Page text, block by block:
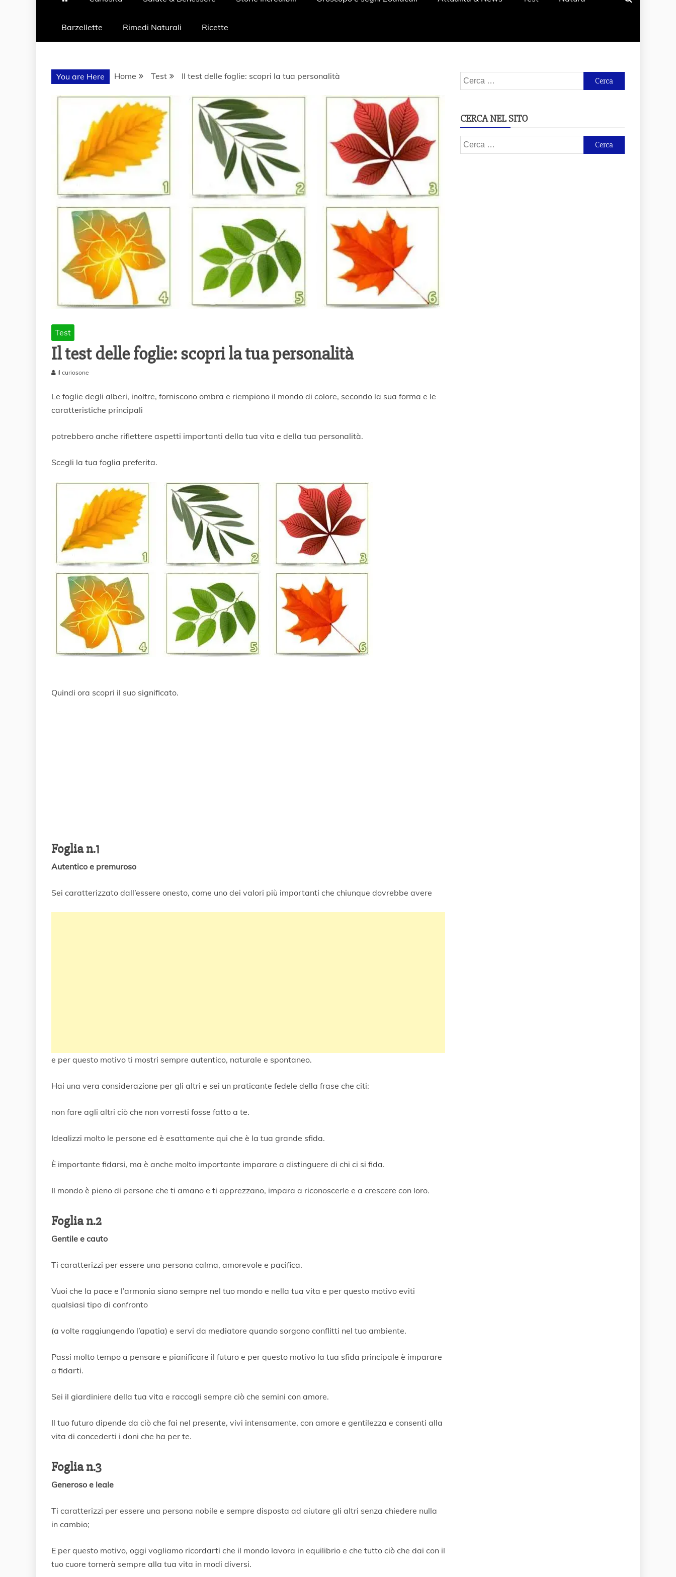
Barzellette Rimedi Naturali Ricette
You are Here Home Test Il test delle foglie: scopri la tua personalità
Test
Il test delle foglie: scopri la tua personalità
D
c
b
e
Il curiosone
Le foglie degli alberi, inoltre, forniscono ombra e riempiono il mondo di colore, secondo la sua forma e le
caratteristiche principali
potrebbero anche riflettere aspetti importanti della tua vita e della tua personalità.
Scegli la tua foglia preferita.
Quindi ora scopri il suo significato.
Foglia n.1
Autentico e premuroso
Sei caratterizzato dall’essere onesto, come uno dei valori più importanti che chiunque dovrebbe avere
e per questo motivo ti mostri sempre autentico, naturale e spontaneo.
Hai una vera considerazione per gli altri e sei un praticante fedele della frase che citi:
non fare agli altri ciò che non vorresti fosse fatto a te.
Idealizzi molto le persone ed è esattamente qui che è la tua grande sfida.
È importante fidarsi, ma è anche molto importante imparare a distinguere di chi ci si fida.
Il mondo è pieno di persone che ti amano e ti apprezzano, impara a riconoscerle e a crescere con loro.
Foglia n.2
Gentile e cauto
Ti caratterizzi per essere una persona calma, amorevole e pacifica.
Vuoi che la pace e l’armonia siano sempre nel tuo mondo e nella tua vita e per questo motivo eviti
qualsiasi tipo di confronto
(a volte raggiungendo l’apatia) e servi da mediatore quando sorgono conflitti nel tuo ambiente.
Passi molto tempo a pensare e pianificare il futuro e per questo motivo la tua sfida principale è imparare
a fidarti.
Sei il giardiniere della tua vita e raccogli sempre ciò che semini con amore.
Il tuo futuro dipende da ciò che fai nel presente, vivi intensamente, con amore e gentilezza e consenti alla
vita di concederti i doni che ha per te.
Foglia n.3
Generoso e leale
Ti caratterizzi per essere una persona nobile e sempre disposta ad aiutare gli altri senza chiedere nulla
in cambio;
E per questo motivo, oggi vogliamo ricordarti che il mondo lavora in equilibrio e che tutto ciò che dai con il
tuo cuore tornerà sempre alla tua vita in modi diversi.
Ricerca
per:
CERCA NEL SITO
Ricerca
per: